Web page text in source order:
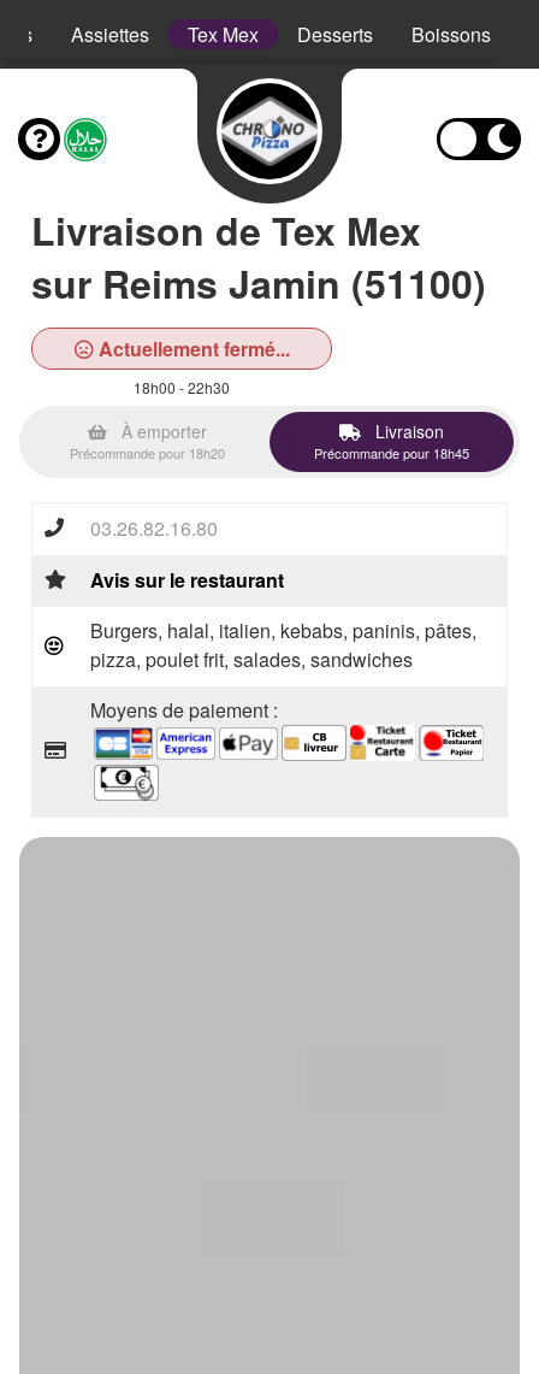
Assiettes Tex Mex Desserts Boissons
Livraison de Tex Mex
sur Reims Jamin (51100)
Actuellement fermé...
18h00 - 22h30
À emporter
Précommande pour 18h20
Livraison
Précommande pour 18h45
03.26.82.16.80
Avis sur le restaurant
Burgers, halal, italien, kebabs, paninis, pâtes,
pizza, poulet frit, salades, sandwiches
Moyens de paiement :